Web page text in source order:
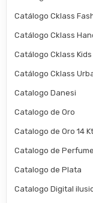
Catálogo Cklass
Catálogo Cklass
Catálogo Cklass
Catálogo Cklass
Catalogo Danesi
Catalogo de Oro
Catalogo de Oro 14 Kt
Catalogo de
Catalogo de Plata
Catalogo Digital